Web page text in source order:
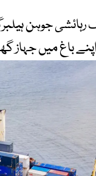
رہائشی جوہن
باغ میں جہاز